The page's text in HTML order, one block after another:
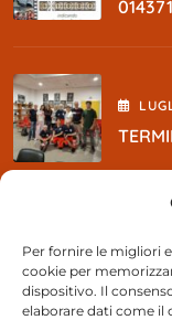
Per fornire le migliori
cookie per
dispositivo. Il
elaborare dati come il
So